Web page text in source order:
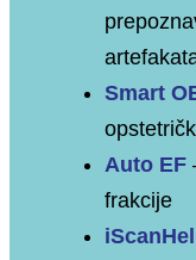
Smart
Auto EF
frakcĳe